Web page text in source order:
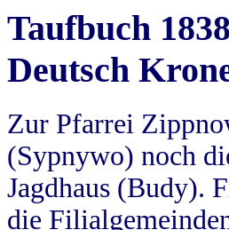
Taufbuch
Deutsch
Zur Pfarrei
(Sypnywo) noch
Jagdhaus (Budy).
die